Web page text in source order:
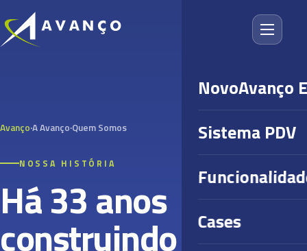
NovoAvanço
Sistema PDV
Cases
Avanço·A Avanço·Quem Somos
NOSSA HISTÓRIA
Há 33 anos
construindo o